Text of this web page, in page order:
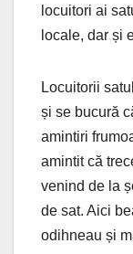
locuitori ai
locale, dar și
Locuitorii
și se bucură
amintiri
amintit că
venind de la
de sat. Aici
odihneau și